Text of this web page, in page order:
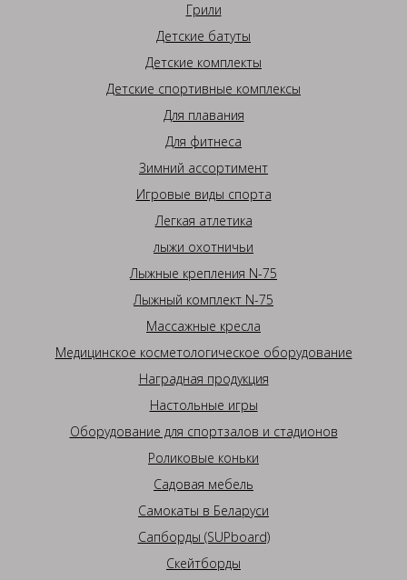
Грили
Детские батуты
Детские комплекты
Детские спортивные комплексы
Для плавания
Для фитнеса
Зимний ассортимент
Игровые виды спорта
Легкая атлетика
лыжи охотничьи
Лыжные крепления N-75
Лыжный комплект N-75
Массажные кресла
Медицинское косметологическое оборудование
Наградная продукция
Настольные игры
Оборудование для спортзалов и стадионов
Роликовые коньки
Садовая мебель
Самокаты в Беларуси
Сапборды (SUPboard)
Скейтборды